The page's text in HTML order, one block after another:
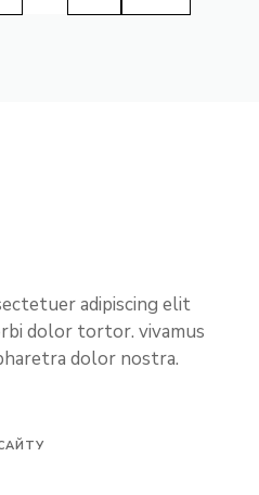
adipiscing elit
dolor tortor. vivamus
dolor nostra.